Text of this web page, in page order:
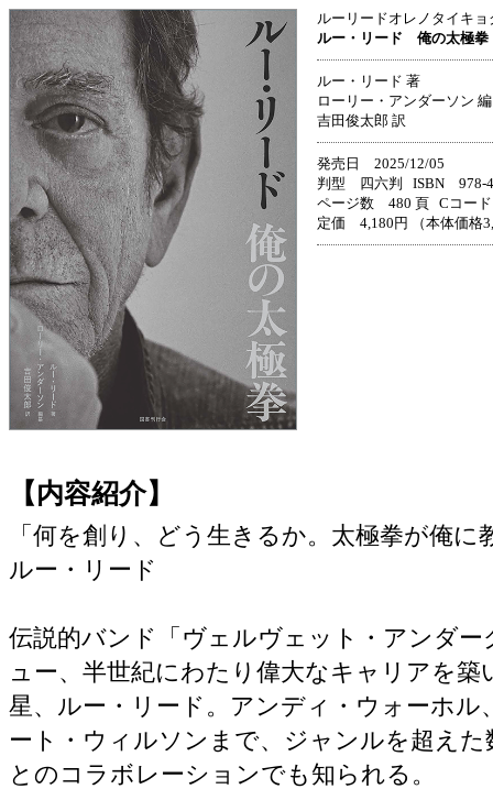
ルーリードオレノタイキョ
ルー・リード 俺の太極拳
ルー・リード 著
ローリー・アンダーソン 編
吉田俊太郎 訳
発売日 2025/12/05
判型 四六判 ISBN 978-
ページ数 480 頁 Cコー
定価 4,180円 （本体価格
【内容紹介】
「何を創り、どう生きるか。太極拳が俺
ルー・リード
伝説的バンド「ヴェルヴェット・アンダ
ュー、半世紀にわたり偉大なキャリアを築
星、ルー・リード。アンディ・ウォーホル
ート・ウィルソンまで、ジャンルを超え
とのコラボレーションでも知られる。